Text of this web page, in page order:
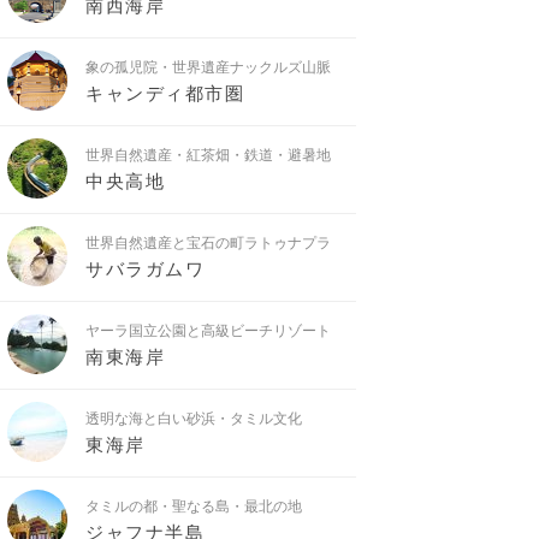
象の孤児院・世界遺産ナックルズ山脈
キャンディ都市圏
世界自然遺産・紅茶畑・鉄道・避暑地
中央高地
世界自然遺産と宝石の町ラトゥナプラ
サバラガムワ
ヤーラ国立公園と高級ビーチリゾート
南東海岸
透明な海と白い砂浜・タミル文化
東海岸
タミルの都・聖なる島・最北の地
ジャフナ半島